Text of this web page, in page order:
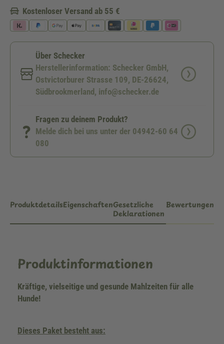
Kostenloser Versand ab 55 €
Über Schecker
Herstellerinformation: Schecker GmbH,
Ostvictorburer Strasse 109, DE-26624,
Südbrookmerland, info@schecker.de
Fragen zu deinem Produkt?
Melde dich bei uns unter der 04942-60 64
080
ProduktdetailsEigenschaftenGesetzliche
Deklarationen
Bewertungen
Produktinformationen
Kräftige, vielseitige und gesunde Mahlzeiten für alle
Hunde!
Dieses Paket besteht aus: